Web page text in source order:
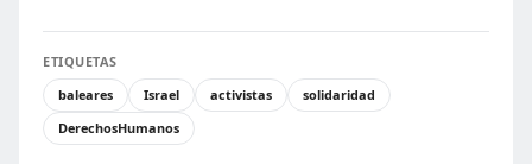
ETIQUETAS
baleares
Israel activistas
solidaridad
DerechosHumanos